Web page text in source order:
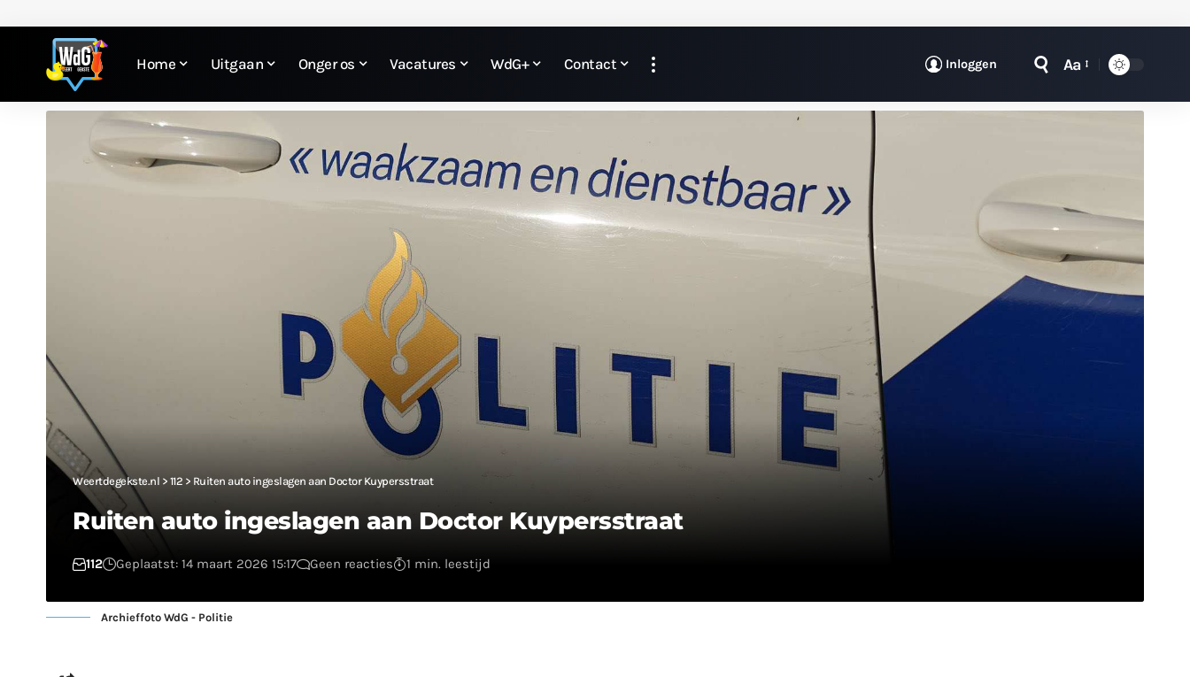
Home Uitgaan Onger os Vacatures WdG+ Contact Inloggen Aa
Weertdegekste.nl > 112 > Ruiten auto ingeslagen aan Doctor Kuypersstraat
Ruiten auto ingeslagen aan Doctor Kuypersstraat
112 Geplaatst: 14 maart 2026 15:17 Geen reacties 1 min. leestijd
Archieffoto WdG - Politie